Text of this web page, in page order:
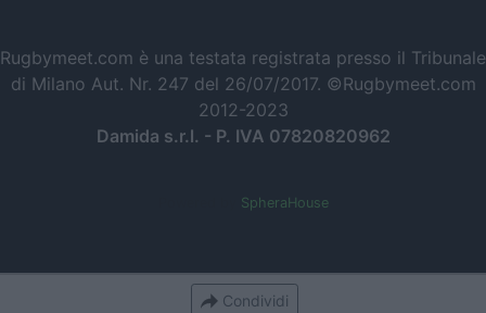
Rugbymeet.com è una testata registrata presso il Tribunale
di Milano Aut. Nr. 247 del 26/07/2017. ©Rugbymeet.com
2012-2023
Damida s.r.l. - P. IVA 07820820962
SpheraHouse
Condividi